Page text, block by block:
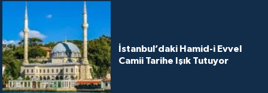
İstanbul’daki Hamid-i Evvel
Camii Tarihe Işık Tutuyor